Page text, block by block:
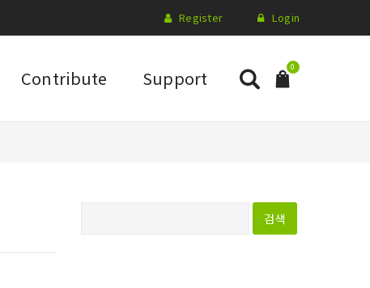
Register Login
Contribute Support 0